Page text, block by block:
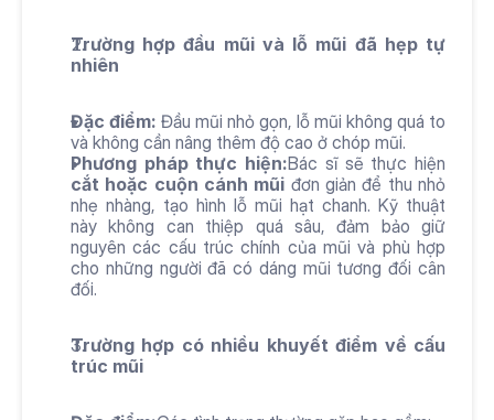
Trường hợp đầu mũi và lỗ mũi đã hẹp tự
nhiên
Đặc điểm: Đầu mũi nhỏ gọn, lỗ mũi không quá to
và không cần nâng thêm độ cao ở chóp mũi.
Phương pháp thực hiện:
cắt hoặc cuộn cánh mũi đơn giản để thu nhỏ
nhẹ nhàng, tạo hình lỗ mũi hạt chanh. Kỹ thuật
này không can thiệp quá sâu, đảm bảo giữ
nguyên các cấu trúc chính của mũi và phù hợp
cho những người đã có dáng mũi tương đối cân
đối.
Trường hợp có nhiều khuyết điểm về cấu
trúc mũi